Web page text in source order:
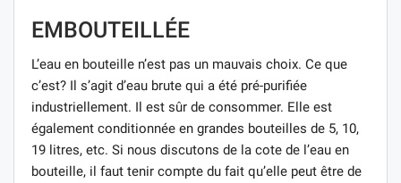
EMBOUTEILLÉE
L’eau en bouteille n’est pas un mauvais choix. Ce que
c’est? Il s’agit d’eau brute qui a été pré-purifiée
industriellement. Il est sûr de consommer. Elle est
également conditionnée en grandes bouteilles de 5, 10,
19 litres, etc. Si nous discutons de la cote de l’eau en
bouteille, il faut tenir compte du fait qu’elle peut être de